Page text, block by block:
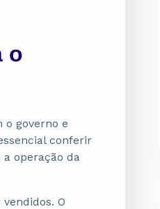
o
o governo e
conferir
operação da
O